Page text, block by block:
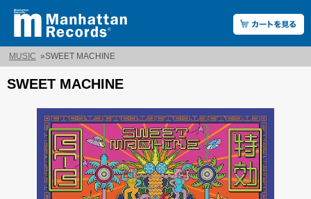
MUSIC »SWEET MACHINE
SWEET MACHINE